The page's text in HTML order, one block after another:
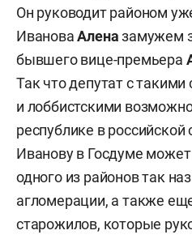
Он руководит районом
ИвановаАленазамужем
бывшего вице-премьера
Так что депутат с такими
и лоббистскими
республике в
Иванову в Госдуме может
одного из районов так
агломерации, а также
старожилов, которые